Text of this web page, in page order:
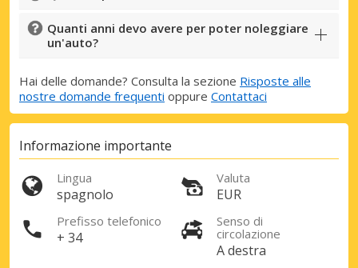
Quanti anni devo avere per poter noleggiare
un'auto?
Hai delle domande? Consulta la sezione Risposte alle
nostre domande frequenti oppure Contattaci
Informazione importante
Lingua
spagnolo
Valuta
EUR
Prefisso telefonico
+ 34
Senso di
circolazione
A destra